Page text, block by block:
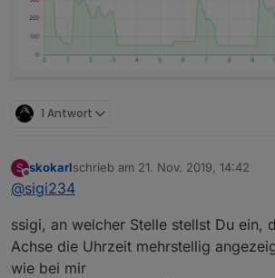
1 Antwort
S
Offline
skokarlschrieb am 21. Nov. 2019, 14:42
zuletzt editiert von
@sigi234
ssigi, an welcher Stelle stellst Du ein,
Achse die Uhrzeit mehrstellig
wie bei mir